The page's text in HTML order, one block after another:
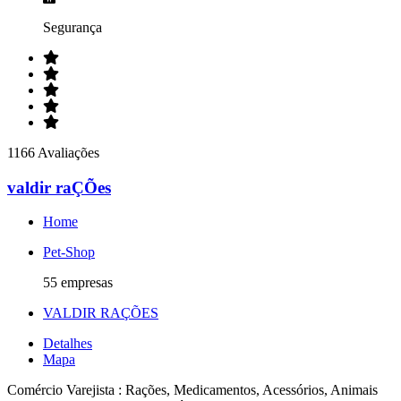
Segurança
1166 Avaliações
valdir raÇÕes
Home
Pet-Shop
55 empresas
VALDIR RAÇÕES
Detalhes
Mapa
Comércio Varejista : Rações, Medicamentos, Acessórios, Animais